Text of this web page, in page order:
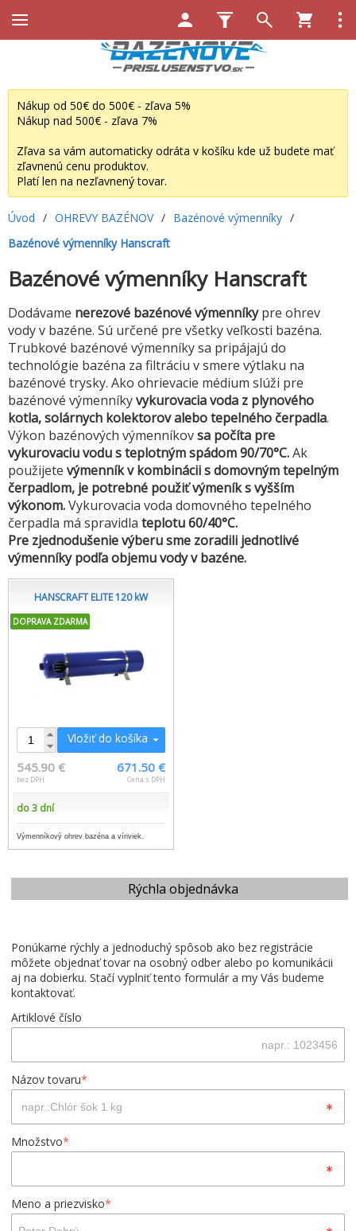
Rýchla objednávka
Ponúkame rýchly a jednoduchý spôsob ako bez registrácie
môžete objednať tovar na osobný odber alebo po komunikácii
aj na dobierku. Stačí vyplniť tento formulár a my Vás budeme
kontaktovať.
Artiklové číslo
Názov tovaru*
Množstvo*
Meno a priezvisko*
Nákup od 50€ do 500€ - zľava 5%
Nákup nad 500€ - zľava 7%
Zľava sa vám automaticky odráta v košíku kde už budete mať
zľavnenú cenu produktov.
Platí len na nezľavnený tovar.
Úvod / OHREVY BAZÉNOV / Bazénové výmenníky /
Bazénové výmenníky Hanscraft
Bazénové výmenníky Hanscraft
Dodávame nerezové bazénové výmenníkypre ohrev
vody v bazéne. Sú určené pre všetky veľkosti bazéna.
Trubkové bazénové výmenníky sa pripájajú do
technológie bazéna za filtráciu v smere výtlaku na
bazénové trysky. Ako ohrievacie médium slúži pre
bazénové výmenníkyvykurovacia voda z plynového
kotla,solárnych kolektorov alebo tepelného čerpadla.
Výkon bazénových výmenníkovsa počíta pre
vykurovaciu vodu s teplotným spádom 90/70°C.Ak
použijete výmenník v kombinácii s domovným tepelným
čerpadlom, je potrebné použiť výmeník s vyšším
výkonom.Vykurovacia voda domovného tepelného
čerpadla má spravidla teplotu 60/40°C.
Pre zjednodušenie výberu sme zoradili jednotlivé
výmenníky podľa objemu vody v bazéne.
HANSCRAFT ELITE 120 kW
DOPRAVA ZDARMA
Vložiť do košíka
545.90 €
bez DPH
671.50 €
Cena s DPH
do 3 dní
Výmenníkový ohrev bazéna a víriviek.